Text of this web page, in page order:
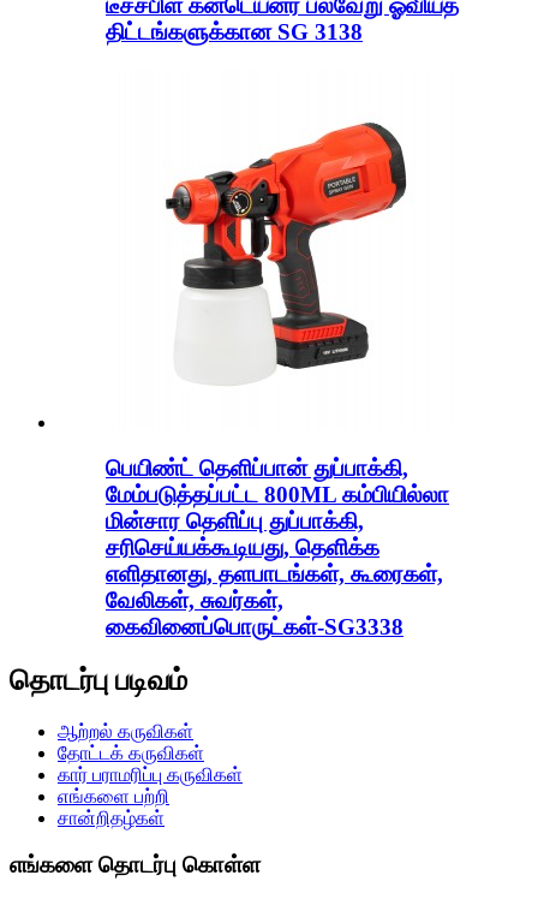
டீச்சபிள் கன்டெய்னர் பல்வேறு ஓவியத்
திட்டங்களுக்கான SG 3138
பெயிண்ட் தெளிப்பான் துப்பாக்கி,
மேம்படுத்தப்பட்ட 800ML கம்பியில்லா
மின்சார தெளிப்பு துப்பாக்கி,
சரிசெய்யக்கூடியது, தெளிக்க
எளிதானது, தளபாடங்கள், கூரைகள்,
வேலிகள், சுவர்கள்,
கைவினைப்பொருட்கள்-SG3338
தொடர்பு படிவம்
ஆற்றல் கருவிகள்
தோட்டக் கருவிகள்
கார் பராமரிப்பு கருவிகள்
எங்களை பற்றி
சான்றிதழ்கள்
எங்களை தொடர்பு கொள்ள